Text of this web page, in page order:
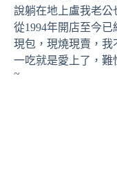
說躺在地上盧我老
從1994年開店至今
現包，現燒現賣，我
一吃就是愛上了，難
~